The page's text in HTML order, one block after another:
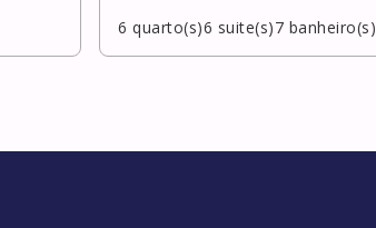
6 quarto(s)6 suite(s)7 banheiro(s)